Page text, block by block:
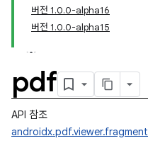
버전 1.0.0-alpha16
버전 1.0.0-alpha15
pdf
API 참조
androidx.pdf.viewer.fragment